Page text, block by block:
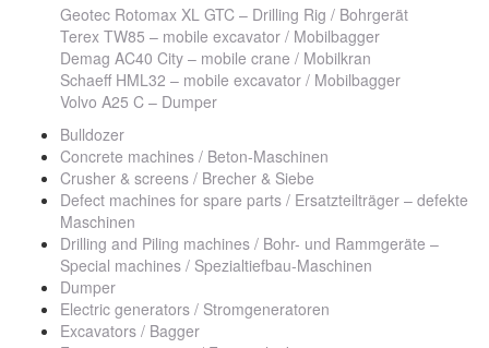
Geotec Rotomax XL GTC – Drilling Rig / Bohrgerät
Terex TW85 – mobile excavator / Mobilbagger
Demag AC40 City – mobile crane / Mobilkran
Schaeff HML32 – mobile excavator / Mobilbagger
Volvo A25 C – Dumper
Bulldozer
Concrete machines / Beton-Maschinen
Crusher & screens / Brecher & Siebe
Defect machines for spare parts / Ersatzteilträger – defekte
Maschinen
Drilling and Piling machines / Bohr- und Rammgeräte –
Special machines / Spezialtiefbau-Maschinen
Dumper
Electric generators / Stromgeneratoren
Excavators / Bagger